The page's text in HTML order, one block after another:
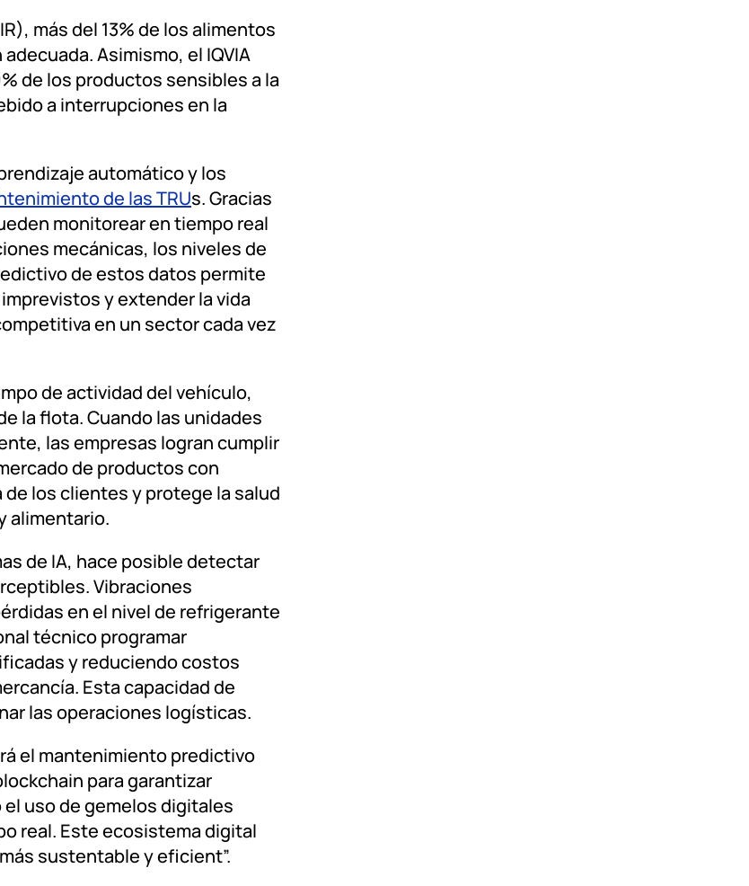
más del 13% de los alimentos
Asimismo, el IQVIA
de los productos sensibles a la
a interrupciones en la
automático y los
de las TRUs. Gracias
monitorear en tiempo real
mecánicas, los niveles de
de estos datos permite
y extender la vida
en un sector cada vez
de actividad del vehículo,
la flota. Cuando las unidades
las empresas logran cumplir
de productos con
los clientes y protege la salud
alimentario.
de IA, hace posible detectar
Vibraciones
en el nivel de refrigerante
técnico programar
y reduciendo costos
Esta capacidad de
las operaciones logísticas.
el mantenimiento predictivo
para garantizar
uso de gemelos digitales
real. Este ecosistema digital
sustentable y eficient”.